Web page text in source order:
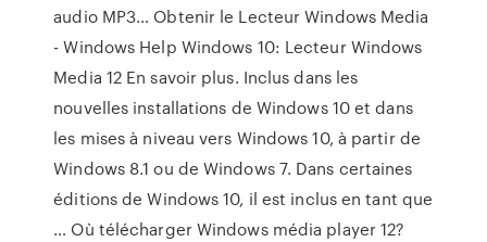
audio MP3… Obtenir le Lecteur Windows Media
- Windows Help Windows 10: Lecteur Windows
Media 12 En savoir plus. Inclus dans les
nouvelles installations de Windows 10 et dans
les mises à niveau vers Windows 10, à partir de
Windows 8.1 ou de Windows 7. Dans certaines
éditions de Windows 10, il est inclus en tant que
… Où télécharger Windows média player 12?